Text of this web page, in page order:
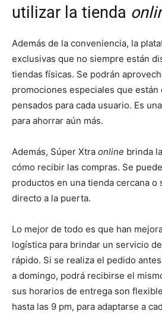
utilizar la tienda
Además de la conveniencia, la
exclusivas que no siempre están
tiendas físicas. Se podrán
promociones especiales que están
pensados para cada usuario. Es
para ahorrar aún más.
Además, Súper Xtra online brinda
cómo recibir las compras. Se
productos en una tienda cercana o
directo a la puerta.
Lo mejor de todo es que han
logística para brindar un servicio
rápido. Si se realiza el pedido
a domingo, podrá recibirse el
sus horarios de entrega son
hasta las 9 pm, para adaptarse a